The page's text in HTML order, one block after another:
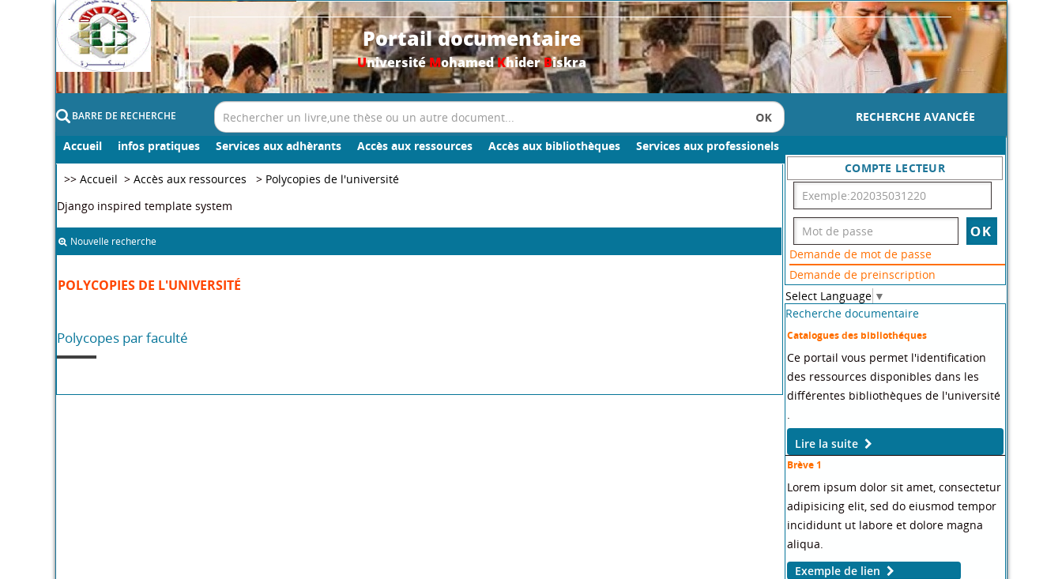
Portail documentaire
UniversitéMohamedKhiderBiskra
Accueil infos pratiques Services aux adhèrants Accès aux ressources Accès aux bibliothèques Services aux professionels
BARRE DE RECHERCHE RECHERCHE AVANCÉE
>> Accueil > Accès aux ressources > Polycopies de l'université
Django inspired template system
Nouvelle recherche
POLYCOPIES DE L'UNIVERSITÉ
Polycopes par faculté
COMPTE LECTEUR
Demande de mot de passe
Demande de preinscription
Select Language ▼
Recherche documentaire
Catalogues des bibliothéques
Ce portail vous permet l'identification
des ressources disponibles dans les
différentes bibliothèques de l'université
.
Lire la suite
Brève 1
Lorem ipsum dolor sit amet, consectetur
adipisicing elit, sed do eiusmod tempor
incididunt ut labore et dolore magna
aliqua.
Exemple de lien